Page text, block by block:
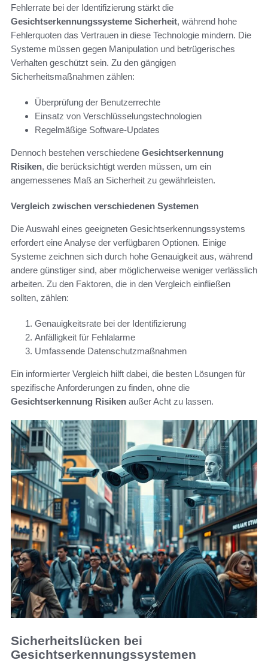
Fehlerrate bei der Identifizierung stärkt die
Gesichtserkennungssysteme Sicherheit, während hohe
Fehlerquoten das Vertrauen in diese Technologie mindern. Die
Systeme müssen gegen Manipulation und betrügerisches
Verhalten geschützt sein. Zu den gängigen
Sicherheitsmaßnahmen zählen:
Überprüfung der Benutzerrechte
Einsatz von Verschlüsselungstechnologien
Regelmäßige Software-Updates
Dennoch bestehen verschiedene Gesichtserkennung
Risiken, die berücksichtigt werden müssen, um ein
angemessenes Maß an Sicherheit zu gewährleisten.
Vergleich zwischen verschiedenen Systemen
Die Auswahl eines geeigneten Gesichtserkennungssystems
erfordert eine Analyse der verfügbaren Optionen. Einige
Systeme zeichnen sich durch hohe Genauigkeit aus, während
andere günstiger sind, aber möglicherweise weniger verlässlich
arbeiten. Zu den Faktoren, die in den Vergleich einfließen
sollten, zählen:
Genauigkeitsrate bei der Identifizierung
Anfälligkeit für Fehlalarme
Umfassende Datenschutzmaßnahmen
Ein informierter Vergleich hilft dabei, die besten Lösungen für
spezifische Anforderungen zu finden, ohne die
Gesichtserkennung Risiken außer Acht zu lassen.
Sicherheitslücken bei
Gesichtserkennungssystemen